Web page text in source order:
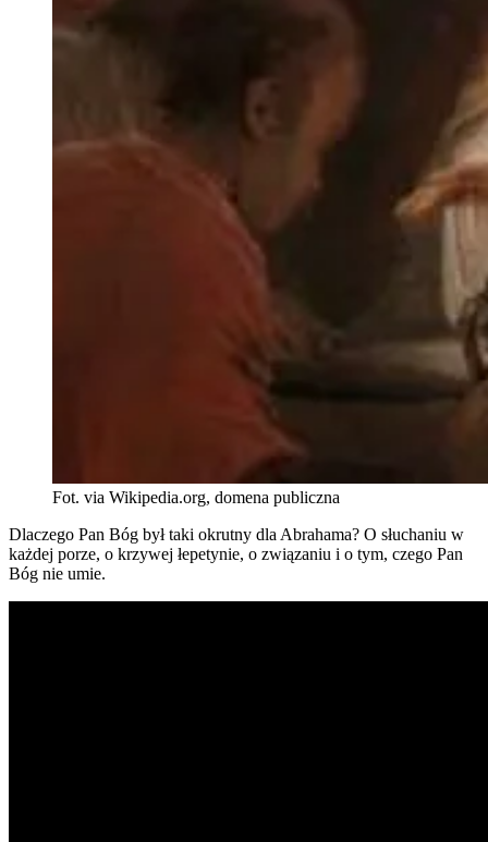
Fot. via Wikipedia.org, domena publiczna
Dlaczego Pan Bóg był taki okrutny dla Abrahama? O słuchaniu w
każdej porze, o krzywej łepetynie, o związaniu i o tym, czego Pan
Bóg nie umie.